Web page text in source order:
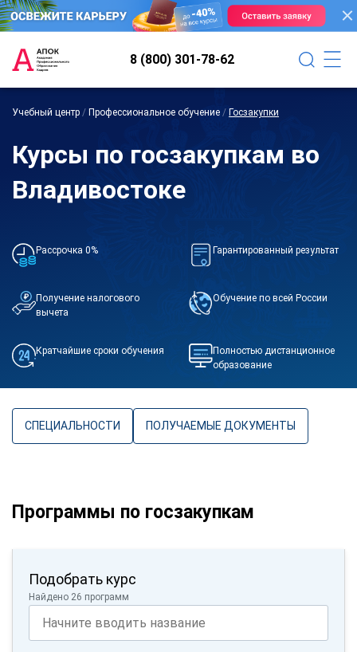
8 (800) 301-78-62
Учебный центр / Профессиональное обучение / Госзакупки
Курсы по госзакупкам во
Владивостоке
Рассрочка 0% Гарантированный результат
Получение налогового
вычета
Обучение по всей России
Кратчайшие сроки обучения
Полностью дистанционное
образование
СПЕЦИАЛЬНОСТИ ПОЛУЧАЕМЫЕ ДОКУМЕНТЫ
Программы по госзакупкам
Подобрать курс
Найдено 26 программ